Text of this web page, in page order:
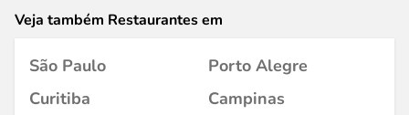
Veja também Restaurantes em
São Paulo
Porto Alegre
Curitiba
Campinas